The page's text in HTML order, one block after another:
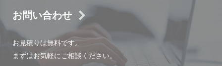
お問い合わせ
お見積りは無料です。
まずはお気軽にご相談ください。